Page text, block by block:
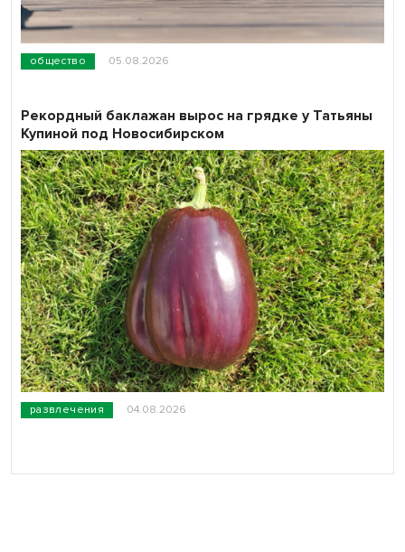
общество 05.08.2026
развлечения 04.08.2026
Рекордный баклажан вырос на грядке у Татьяны
Купиной под Новосибирском